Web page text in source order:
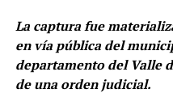
La captura fue
en vía pública del
departamento del Valle
de una orden judicial.